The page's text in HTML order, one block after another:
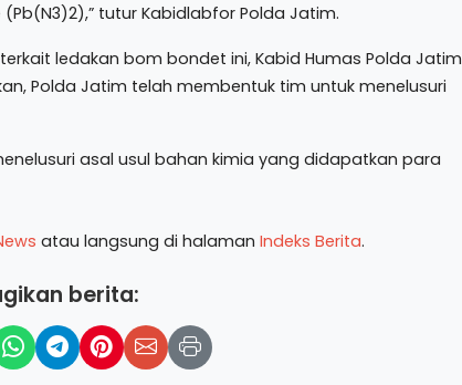
tutur Kabidlabfor Polda Jatim.
ledakan bom bondet ini, Kabid Humas Polda Jatim
Polda Jatim telah membentuk tim untuk menelusuri
asal usul bahan kimia yang didapatkan para
atau langsung di halaman Indeks Berita.
berita: